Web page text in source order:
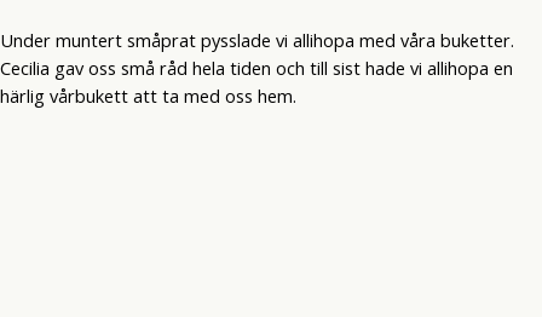
Under muntert småprat pysslade vi allihopa med våra buketter.
Cecilia gav oss små råd hela tiden och till sist hade vi allihopa en
härlig vårbukett att ta med oss hem.